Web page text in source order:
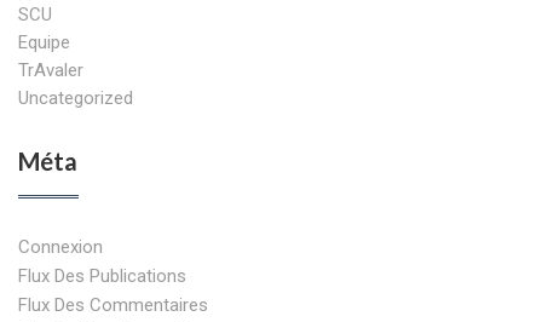
SCU
Equipe
TrAvaler
Uncategorized
Méta
Connexion
Flux Des Publications
Flux Des Commentaires